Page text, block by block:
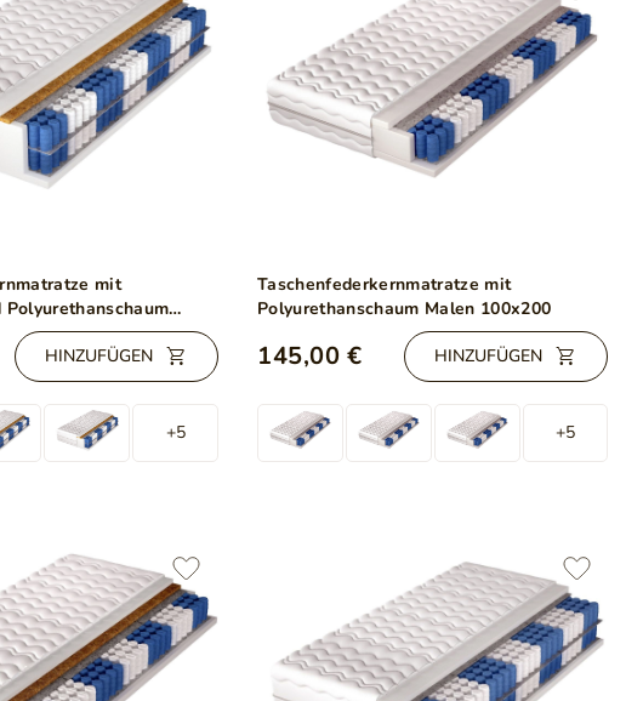
mit
HINZUFÜGEN
+5
Taschenfederkernmatratze mit
Polyurethanschaum Malen 100x200
145,00 € HINZUFÜGEN
+5